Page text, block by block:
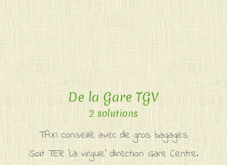
De la Gare TGV
2 solutions
TAXI conseillé avec de gros bagages
Soit TER 'La virgule' direction Gare Centre.